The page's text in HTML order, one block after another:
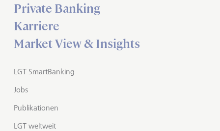
Private Banking
Karriere
Market View & Insights
LGT SmartBanking
Jobs
Publikationen
LGT weltweit